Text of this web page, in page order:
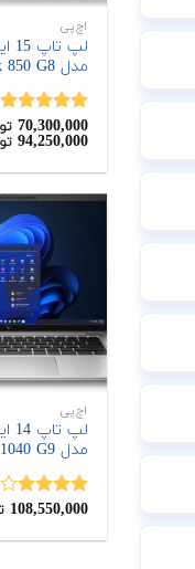
اچ‌پی
مدل EliteBook 850 G8
نمره5.00
از 5
70,300,000
94,250,000
اچ‌پی
مدل EliteBook 1040 G9
نمره
108,550,000